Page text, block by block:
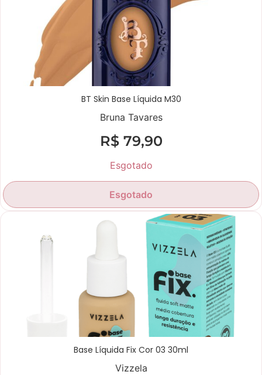
BT Skin Base Líquida M30
Bruna Tavares
R$79,90
Esgotado
Esgotado
Base Líquida Fix Cor 03 30ml
Vizzela